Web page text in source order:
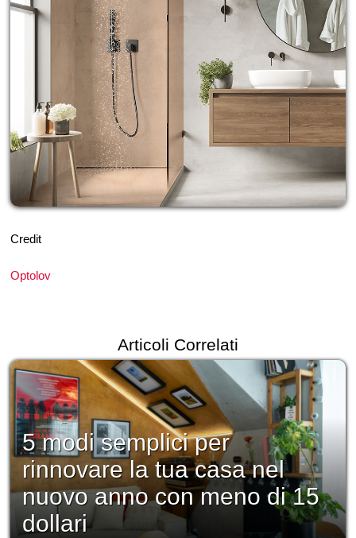
Credit
Optolov
Articoli Correlati
5 modi semplici per
rinnovare la tua casa nel
nuovo anno con meno di 15
dollari